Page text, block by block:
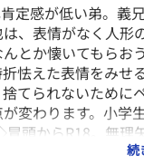
定感が低い弟。義
、表情がなく人形
とか懐いてもらお
怯えた表情をみ
てられないために
変わります。小学
頭からR18。無理
ムーンライトノベル続